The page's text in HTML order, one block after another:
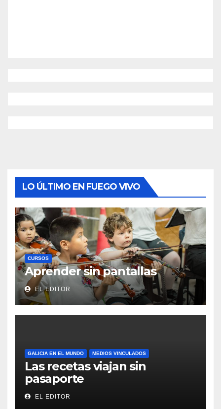
LO ÚLTIMO EN FUEGO VIVO
CURSOS
Aprender sin pantallas
EL EDITOR
GALICIA EN EL MUNDO MEDIOS VINCULADOS
Las recetas viajan sin
pasaporte
EL EDITOR